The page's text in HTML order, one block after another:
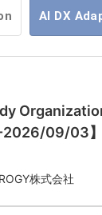
AI DX
09/03】
株式会社